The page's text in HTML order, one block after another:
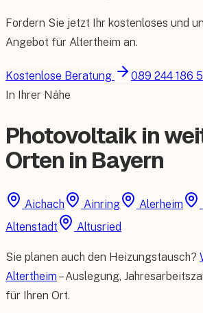
Fordern Sie jetzt Ihr kostenloses und
Angebot für Altertheim an.
Kostenlose Beratung
089 244 186
In Ihrer Nähe
Photovoltaik in
Orten in Bayern
Aichach Ainring Alerheim
Altenstadt
Altusried
Sie planen auch den Heizungstausch?
Altertheim – Auslegung,
für Ihren Ort.